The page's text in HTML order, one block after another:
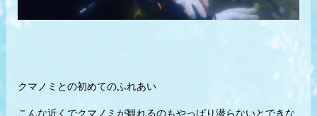
クマノミとの初めてのふれあい